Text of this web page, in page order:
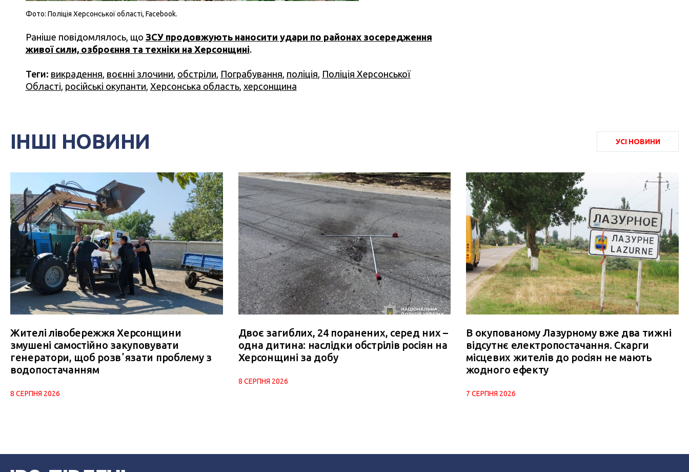
Фото: Поліція Херсонської області, Facebook.
Раніше повідомлялось, що ЗСУ продовжують наносити удари по районах зосередження
живої сили, озброєння та техніки на Херсонщині.
Теги: викрадення, воєнні злочини, обстріли, Пограбування, поліція, Поліція Херсонської
Області, російські окупанти, Херсонська область, херсонщина
ІНШІ НОВИНИ УСІ НОВИНИ
Жителі лівобережжя Херсонщини
змушені самостійно закуповувати
генератори, щоб розвʼязати проблему з
водопостачанням
8 СЕРПНЯ 2026
Двоє загиблих, 24 поранених, серед них –
одна дитина: наслідки обстрілів росіян на
Херсонщині за добу
8 СЕРПНЯ 2026
В окупованому Лазурному вже два тижні
відсутнє електропостачання. Скарги
місцевих жителів до росіян не мають
жодного ефекту
7 СЕРПНЯ 2026